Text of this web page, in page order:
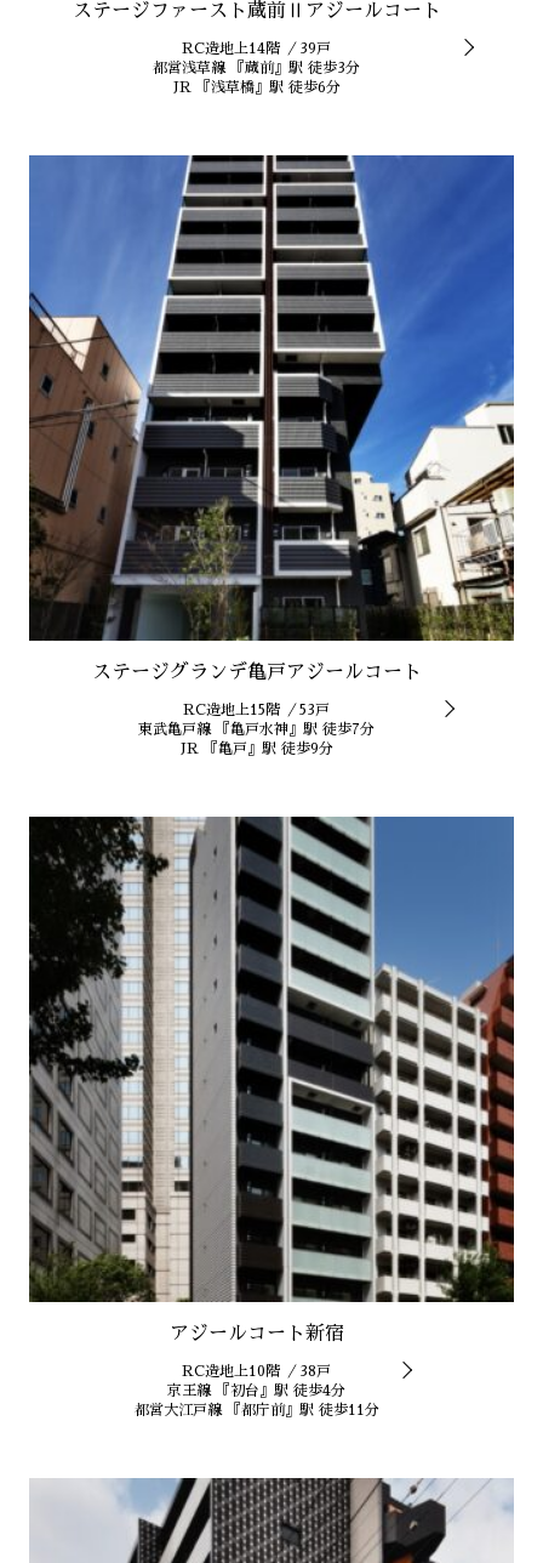
ステージファースト蔵前Ⅱアジールコート
RC造地上14階 ／39戸
都営浅草線 『蔵前』駅 徒歩3分
JR 『浅草橋』駅 徒歩6分
ステージグランデ亀戸アジールコート
RC造地上15階 ／53戸
東武亀戸線 『亀戸水神』駅 徒歩7分
JR 『亀戸』駅 徒歩9分
アジールコート新宿
RC造地上10階 ／38戸
京王線 『初台』駅 徒歩4分
都営大江戸線 『都庁前』駅 徒歩11分